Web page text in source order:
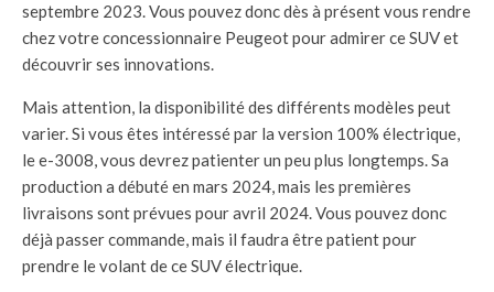
septembre 2023. Vous pouvez donc dès à présent vous rendre
chez votre concessionnaire Peugeot pour admirer ce SUV et
découvrir ses innovations.
Mais attention, la disponibilité des différents modèles peut
varier. Si vous êtes intéressé par la version 100% électrique,
le e-3008, vous devrez patienter un peu plus longtemps. Sa
production a débuté en mars 2024, mais les premières
livraisons sont prévues pour avril 2024. Vous pouvez donc
déjà passer commande, mais il faudra être patient pour
prendre le volant de ce SUV électrique.